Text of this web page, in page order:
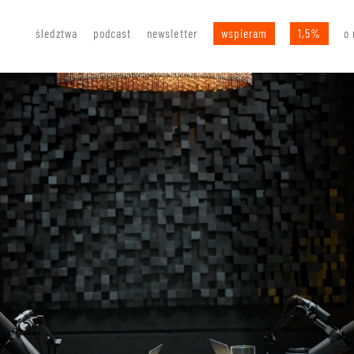
śledztwa podcast newsletter wspieram 1,5% o